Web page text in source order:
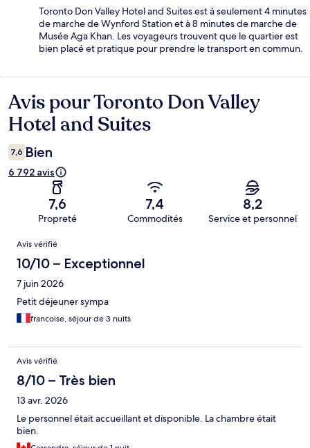
Toronto Don Valley Hotel and Suites est à seulement 4 minutes
de marche de Wynford Station et à 8 minutes de marche de
Musée Aga Khan. Les voyageurs trouvent que le quartier est
bien placé et pratique pour prendre le transport en commun.
Avis
Avis pour Toronto Don Valley
Hotel and Suites
7,6 Bien
6 792 avis
7,6
Propreté
7,4
Commodités
8,2
Service et personnel
Avis
Avis vérifié
10/10 – Exceptionnel
7 juin 2026
Petit déjeuner sympa
francoise, séjour de 3 nuits
Avis vérifié
8/10 – Très bien
13 avr. 2026
Le personnel était accueillant et disponible. La chambre était
bien.